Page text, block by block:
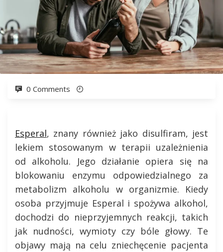
0 Comments
Esperal, znany również jako disulfiram, jest
lekiem stosowanym w terapii uzależnienia
od alkoholu. Jego działanie opiera się na
blokowaniu enzymu odpowiedzialnego za
metabolizm alkoholu w organizmie. Kiedy
osoba przyjmuje Esperal i spożywa alkohol,
dochodzi do nieprzyjemnych reakcji, takich
jak nudności, wymioty czy bóle głowy. Te
objawy mają na celu zniechęcenie pacjenta